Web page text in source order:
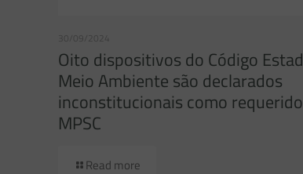
30/09/2024
Oito dispositivos do Código
Meio Ambiente são declarados
inconstitucionais como
MPSC
Read more